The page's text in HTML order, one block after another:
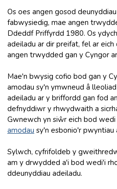
Os oes angen gosod
fabwysiedig, mae angen
Ddeddf Priffyrdd 1980. Os
adeiladu ar dir preifat, fel ar eich
angen trwydded gan y Cyngor
Mae'n bwysig cofio bod gan y
amodau sy'n ymwneud â
adeiladu ar y briffordd gan fod
defnyddiwr y rhwydwaith a
Gwnewch yn siŵr eich bod
amodau sy'n esbonio'r
Sylwch, cyfrifoldeb y
am y drwydded a'i bod wedi'i
ddeunyddiau adeiladu.